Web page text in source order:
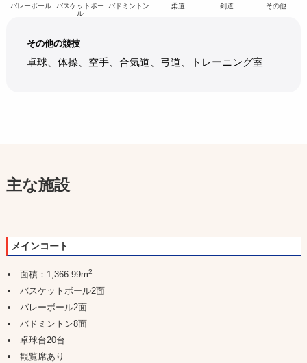
バレーボール
バスケットボー
ル
バドミントン 柔道 剣道 その他
その他の競技
卓球、体操、空手、合気道、弓道、トレーニング室
主な施設
メインコート
面積：1,366.99m2
バスケットボール2面
バレーボール2面
バドミントン8面
卓球台20台
観覧席あり